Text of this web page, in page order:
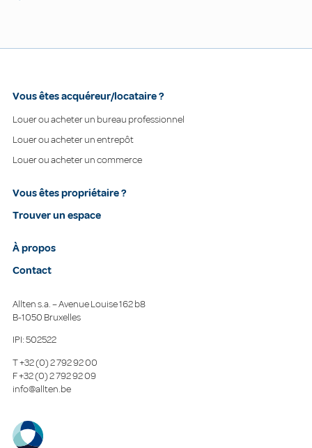
Vous êtes acquéreur/locataire ?
Louer ou acheter un bureau professionnel
Louer ou acheter un entrepôt
Louer ou acheter un commerce
Vous êtes propriétaire ?
Trouver un espace
À propos
Contact
Allten s.a. – Avenue Louise 162 b8
B-1050 Bruxelles
IPI: 502522
T+32 (0) 2 792 92 00
F+32 (0) 2 792 92 09
info@allten.be